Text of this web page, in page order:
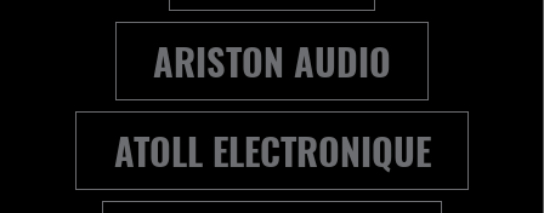
ARISTON AUDIO
ATOLL ELECTRONIQUE